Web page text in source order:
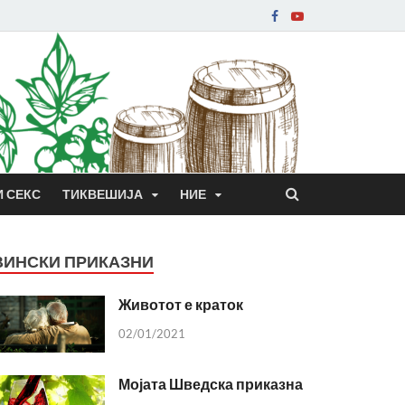
СЕКС ТИКВЕШИЈА НИЕ
ПРИКАЗНИ
Животот е краток
02/01/2021
Мојата Шведска приказна